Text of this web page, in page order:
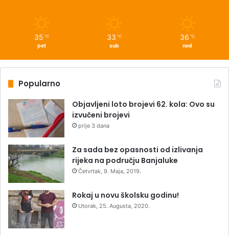
35 ℃
pet
33 ℃
sub
36 ℃
ned
Popularno
Objavljeni loto brojevi 62. kola: Ovo su
izvučeni brojevi
prije 3 dana
Za sada bez opasnosti od izlivanja
rijeka na području Banjaluke
Četvrtak, 9. Maja, 2019.
Rokaj u novu školsku godinu!
Utorak, 25. Augusta, 2020.